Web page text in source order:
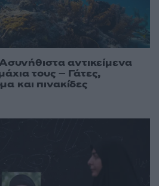
αντικείμενα
τους – Γάτες,
και πινακίδες